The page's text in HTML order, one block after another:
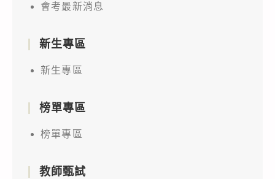
會考最新消息
新生專區
新生專區
榜單專區
榜單專區
教師甄試